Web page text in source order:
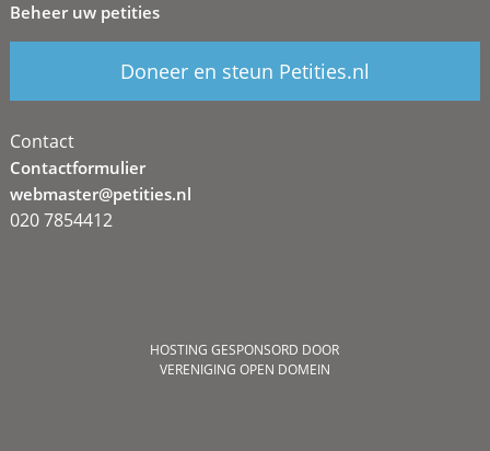
Beheer uw petities
Doneer en steun Petities.nl
Contact
Contactformulier
webmaster@petities.nl
020 7854412
HOSTING GESPONSORD DOOR
VERENIGING OPEN DOMEIN